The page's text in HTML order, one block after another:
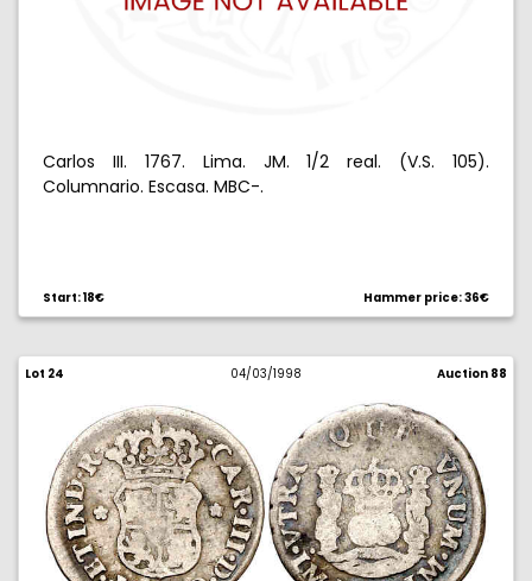
Carlos III. 1767. Lima. JM. 1/2 real. (V.S. 105).
Columnario. Escasa. MBC-.
Start: 18€ Hammer price: 36€
Lot 24 04/03/1998 Auction 88